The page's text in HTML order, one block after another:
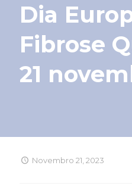
Dia
Fibrose
21
Novembro 21, 2023